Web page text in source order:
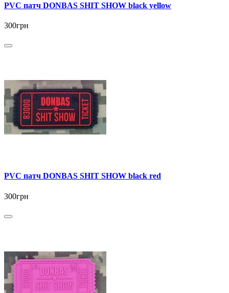
PVC патч DONBAS SHIT SHOW black yellow
300грн
PVC патч DONBAS SHIT SHOW black red
300грн